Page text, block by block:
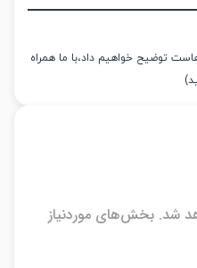
خواهیم داد،با ما همراه
موردنیاز